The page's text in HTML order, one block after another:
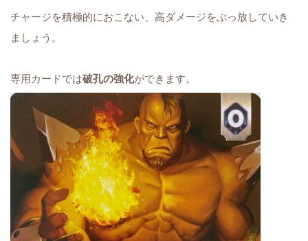
チャージを積極的におこない、高ダメージをぶっ放していき
ましょう。
専用カードでは破孔の強化ができます。